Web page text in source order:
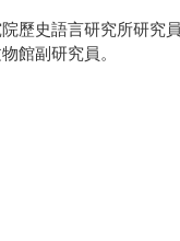
歷史語言研究所研究
館副研究員。